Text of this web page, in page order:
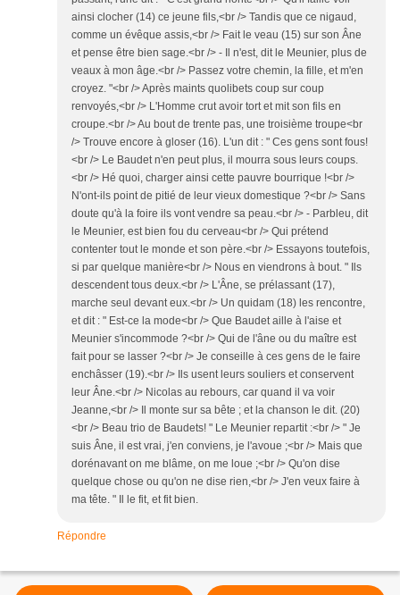
ainsi clocher (14) ce jeune fils,<br /> Tandis que ce nigaud,
comme un évêque assis,<br /> Fait le veau (15) sur son Âne
et pense être bien sage.<br /> - Il n'est, dit le Meunier, plus de
veaux à mon âge.<br /> Passez votre chemin, la fille, et m'en
croyez. "<br /> Après maints quolibets coup sur coup
renvoyés,<br /> L'Homme crut avoir tort et mit son fils en
croupe.<br /> Au bout de trente pas, une troisième troupe<br
/> Trouve encore à gloser (16). L'un dit : " Ces gens sont fous!
<br /> Le Baudet n'en peut plus, il mourra sous leurs coups.
<br /> Hé quoi, charger ainsi cette pauvre bourrique !<br />
N'ont-ils point de pitié de leur vieux domestique ?<br /> Sans
doute qu'à la foire ils vont vendre sa peau.<br /> - Parbleu, dit
le Meunier, est bien fou du cerveau<br /> Qui prétend
contenter tout le monde et son père.<br /> Essayons toutefois,
si par quelque manière<br /> Nous en viendrons à bout. " Ils
descendent tous deux.<br /> L'Âne, se prélassant (17),
marche seul devant eux.<br /> Un quidam (18) les rencontre,
et dit : " Est-ce la mode<br /> Que Baudet aille à l'aise et
Meunier s'incommode ?<br /> Qui de l'âne ou du maître est
fait pour se lasser ?<br /> Je conseille à ces gens de le faire
enchâsser (19).<br /> Ils usent leurs souliers et conservent
leur Âne.<br /> Nicolas au rebours, car quand il va voir
Jeanne,<br /> Il monte sur sa bête ; et la chanson le dit. (20)
<br /> Beau trio de Baudets! " Le Meunier repartit :<br /> " Je
suis Âne, il est vrai, j'en conviens, je l'avoue ;<br /> Mais que
dorénavant on me blâme, on me loue ;<br /> Qu'on dise
quelque chose ou qu'on ne dise rien,<br /> J'en veux faire à
ma tête. " Il le fit, et fit bien.
Répondre